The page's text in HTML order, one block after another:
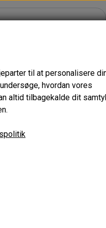
Adhesives &
til at personalisere
hvordan vores
altid tilbagekalde dit